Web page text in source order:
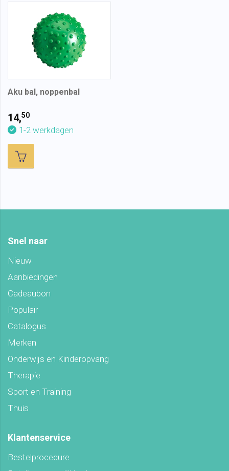
Aku bal, noppenbal
14,50
1-2 werkdagen
Snel naar
Nieuw
Aanbiedingen
Cadeaubon
Populair
Catalogus
Merken
Onderwijs en Kinderopvang
Therapie
Sport en Training
Thuis
Klantenservice
Bestelprocedure